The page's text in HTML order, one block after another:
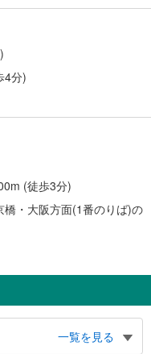
4分)
(徒歩3分)
・大阪方面(1番のりば)の
一覧を見る